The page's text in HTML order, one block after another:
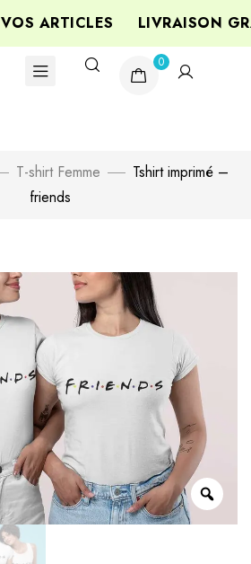
ARTICLES LIVRAISON
0
T-shirt Femme
Tshirt imprimé –
friends